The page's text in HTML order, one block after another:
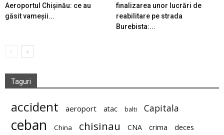
Aeroportul Chișinău: ce au
găsit vameșii...
finalizarea unor lucrări de
reabilitare pe strada
Burebista:...
Taguri
accident aeroport atac balti Capitala
ceban China chisinau CNA crima deces